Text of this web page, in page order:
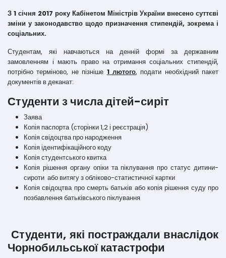
З 1 січня 2017 року Кабінетом Міністрів України внесено суттєві
зміни у законодавство щодо призначення стипендій, зокрема і
соціальних.
Студентам, які навчаються на денній формі за державним
замовленням і мають право на отримання соціальних стипендій,
потрібно терміново, не пізніше 1 лютого, подати необхідний пакет
документів в деканат:
Студенти з числа дітей-сиріт
Заява
Копія паспорта (сторінки 1,2 і реєстрація)
Копія свідоцтва про народження
Копія ідентифікаційного коду
Копія студентського квитка
Копія рішення органу опіки та піклування про статус дитини-
сироти або витягу з обліково-статистичної картки
Копія свідоцтва про смерть батьків або копія рішення суду про
позбавлення батьківського піклування
Студенти, які постраждали внаслідок
Чорнобильської катастрофи